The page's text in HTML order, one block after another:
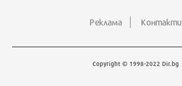
Реклама Контакти
Copyright © 1998-2022 Dir.bg